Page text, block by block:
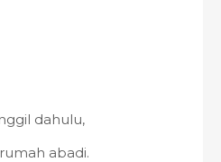
dahulu,
abadi.